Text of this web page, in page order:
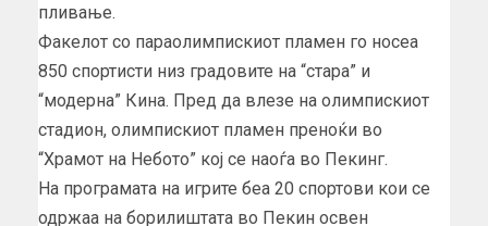
пливање.
Факелот со параолимпискиот пламен го носеа
850 спортисти низ градовите на “стара” и
“модерна” Кина. Пред да влезе на олимпискиот
стадион, олимпискиот пламен преноќи во
“Храмот на Небото” кој се наоѓа во Пекинг.
На програмата на игрите беа 20 спортови кои се
одржаа на борилиштата во Пекин освен